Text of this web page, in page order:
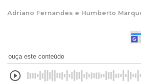
Adriano Fernandes e Humberto
ouça este conteúdo